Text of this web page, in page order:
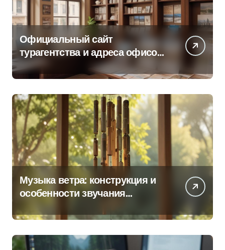
Официальный сайт
турагентства и адреса офисов
продаж по регионам
Музыка ветра: конструкция и
особенности звучания